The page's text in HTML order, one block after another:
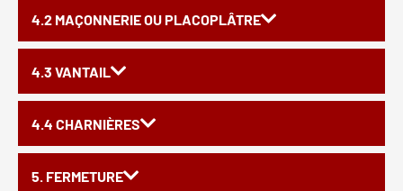
4.2 MAÇONNERIE OU PLACOPLÂTRE
4.3 VANTAIL
4.4 CHARNIÈRES
5. FERMETURE